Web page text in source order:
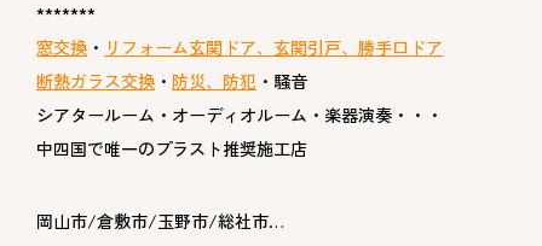
*******
窓交換 ・ リフォーム玄関ドア、玄関引戸、勝手口ドア
断熱ガラス交換 ・ 防災、防犯 ・騒音
シアタールーム・オーディオルーム・楽器演奏・・・
中四国で唯一のプラスト推奨施工店
岡山市/倉敷市/玉野市/総社市…